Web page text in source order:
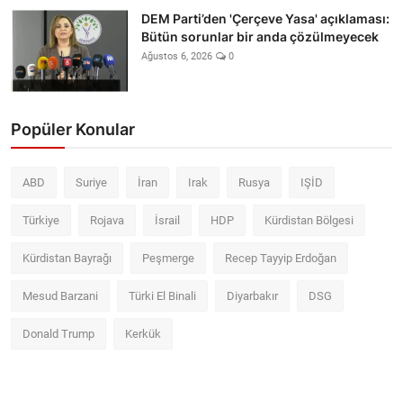
DEM Parti’den 'Çerçeve Yasa' açıklaması:
Bütün sorunlar bir anda çözülmeyecek
Ağustos 6, 2026 0
Popüler Konular
ABD Suriye İran Irak Rusya IŞİD
Türkiye Rojava İsrail HDP Kürdistan Bölgesi
Kürdistan Bayrağı Peşmerge Recep Tayyip Erdoğan
Mesud Barzani Türki El Binali Diyarbakır DSG
Donald Trump Kerkük